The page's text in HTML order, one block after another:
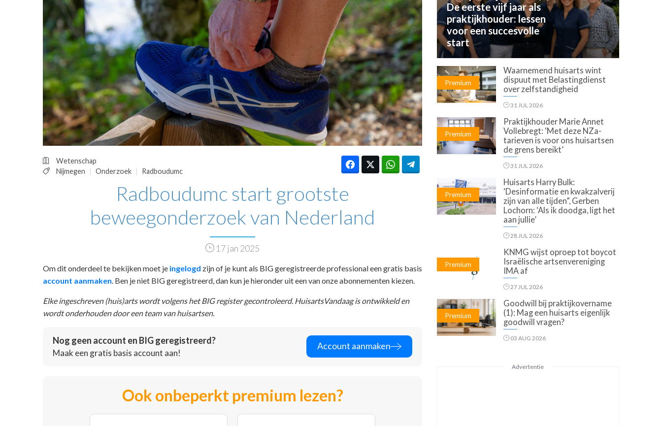
OPINIE
HUISARTSENPOST
PRAKTIJKZAKEN
TARIEVEN
VPHUISARTSEN
MEDISCHE VAKHANDEL
INLOGGEN
REGISTRATIE
Wetenschap
Nijmegen
Onderzoek Radboudumc
Radboudumc start grootste
beweegonderzoek van Nederland
17 jan 2025
Om dit onderdeel te bekijken moet je ingelogd zijn of je kunt als BIG geregistreerde professional een gratis basis
account aanmaken . Ben je niet BIG geregistreerd, dan kun je hieronder uit een van onze abonnementen kiezen.
Elke ingeschreven (huis)arts wordt volgens het BIG register gecontroleerd. HuisartsVandaag is ontwikkeld en
wordt onderhouden door een team van huisartsen.
Nog geen account en BIG geregistreerd?
Maak een gratis basis account aan!
Account aanmaken
Ook onbeperkt premium lezen?
De eerste vijf jaar als
praktijkhouder: lessen
voor een succesvolle
start
Premium
Waarnemend huisarts wint
dispuut met Belastingdienst
over zelfstandigheid
31 JUL 2026
Premium
Praktijkhouder Marie Annet
Vollebregt: ‘Met deze NZa-
tarieven is voor ons huisartsen
de grens bereikt’
31 JUL 2026
Premium
Huisarts Harry Bulk:
‘Desinformatie en kwakzalverij
zijn van alle tijden”, Gerben
Lochorn: ‘Als ik doodga, ligt het
aan jullie’
28 JUL 2026
Premium
KNMG wijst oproep tot boycot
Israëlische artsenvereniging
IMA af
27 JUL 2026
Premium
Goodwill bij praktijkovername
(1): Mag een huisarts eigenlijk
goodwill vragen?
03 AUG 2026
Advertentie